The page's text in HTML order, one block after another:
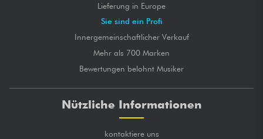
Lieferung in Europe
Sie sind ein Profi
Innergemeinschaftlicher Verkauf
Mehr als 700 Marken
Bewertungen belohnt Musiker
Nützliche Informationen
kontaktiere uns